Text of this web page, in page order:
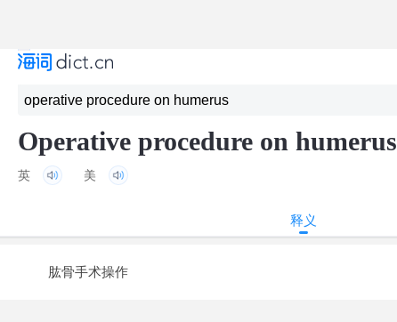
Operative procedure on humerus
英 美
释义
肱骨手术操作